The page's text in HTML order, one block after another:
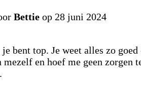
Bettie op 28 juni 2024
bent top. Je weet alles zo
mezelf en hoef me geen zorgen